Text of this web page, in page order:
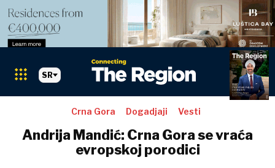
SR
Crna Gora Dogadjaji Vesti
Andrija Mandić: Crna Gora se vraća
evropskoj porodici